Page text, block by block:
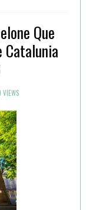
Que
Catalunia
VIEWS